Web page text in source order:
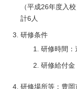
（平成26年度入
計6人
研修条件
研修時間：
研修給付金
研修場所等：豊